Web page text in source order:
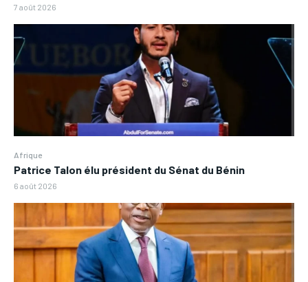
7 août 2026
Afrique
Patrice Talon élu président du Sénat du Bénin
6 août 2026